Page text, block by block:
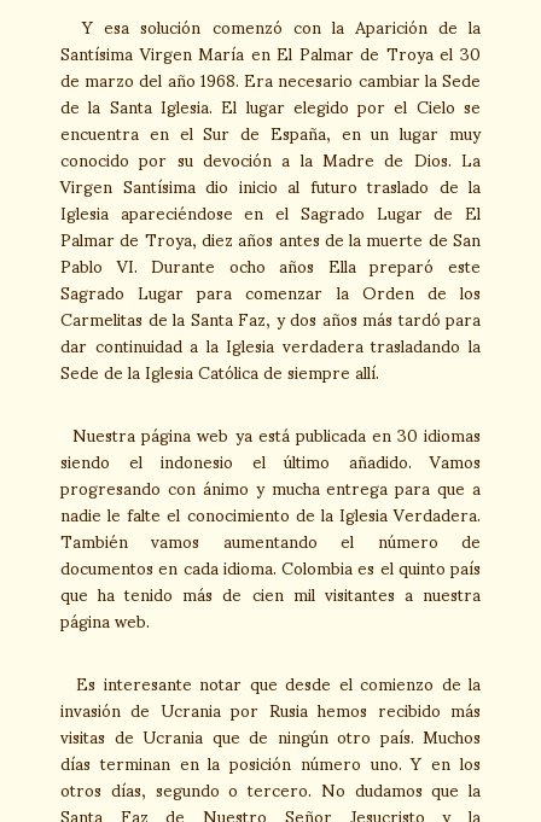
Y esa solución comenzó con la Aparición de la
Santísima Virgen María en El Palmar de Troya el 30
de marzo del año 1968. Era necesario cambiar la Sede
de la Santa Iglesia. El lugar elegido por el Cielo se
encuentra en el Sur de España, en un lugar muy
conocido por su devoción a la Madre de Dios. La
Virgen Santísima dio inicio al futuro traslado de la
Iglesia apareciéndose en el Sagrado Lugar de El
Palmar de Troya, diez años antes de la muerte de San
Pablo VI. Durante ocho años Ella preparó este
Sagrado Lugar para comenzar la Orden de los
Carmelitas de la Santa Faz, y dos años más tardó para
dar continuidad a la Iglesia verdadera trasladando la
Sede de la Iglesia Católica de siempre allí.
Nuestra página web ya está publicada en 30 idiomas
siendo el indonesio el último añadido. Vamos
progresando con ánimo y mucha entrega para que a
nadie le falte el conocimiento de la Iglesia Verdadera.
También vamos aumentando el número de
documentos en cada idioma. Colombia es el quinto país
que ha tenido más de cien mil visitantes a nuestra
página web.
Es interesante notar que desde el comienzo de la
invasión de Ucrania por Rusia hemos recibido más
visitas de Ucrania que de ningún otro país. Muchos
días terminan en la posición número uno. Y en los
otros días, segundo o tercero. No dudamos que la